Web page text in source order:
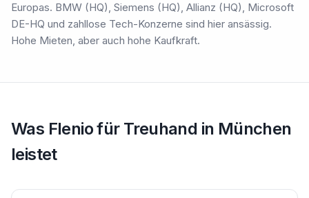
Europas. BMW (HQ), Siemens (HQ), Allianz (HQ), Microsoft
DE-HQ und zahllose Tech-Konzerne sind hier ansässig.
Hohe Mieten, aber auch hohe Kaufkraft.
Was Flenio für Treuhand in München
leistet